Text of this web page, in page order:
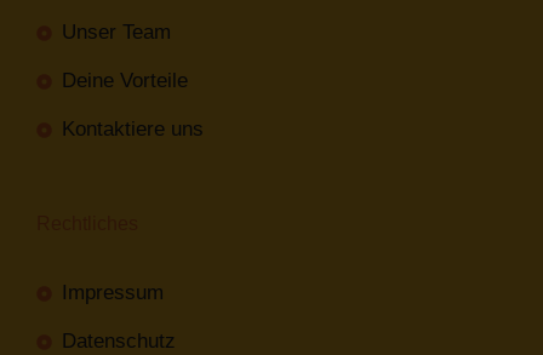
Unser Team
Deine Vorteile
Kontaktiere uns
Impressum
Datenschutz